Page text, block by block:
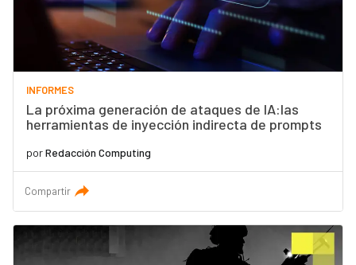
INFORMES
La próxima generación de ataques de IA:las
herramientas de inyección indirecta de prompts
porRedacción Computing
Compartir